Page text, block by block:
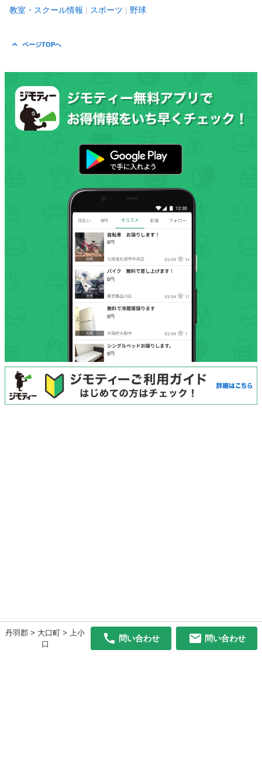
丹羽郡 > 大口町 > 上小
口
問い合わせ 問い合わせ
教室・スクール情報 スポーツ 野球
ページTOPへ